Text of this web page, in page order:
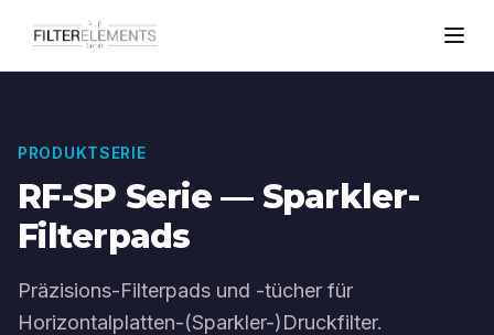
PRODUKTSERIE
RF-SP Serie — Sparkler-
Filterpads
Präzisions-Filterpads und -tücher für
Horizontalplatten-(Sparkler-)Druckfilter.